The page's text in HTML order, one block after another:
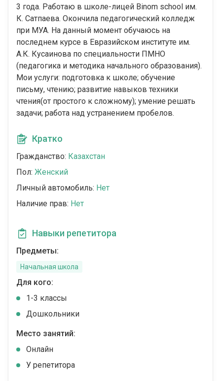
3 года. Работаю в школе-лицей Binom school им.
К. Сатпаева. Окончила педагогический колледж
при МУА. На данный момент обучаюсь на
последнем курсе в Евразийском институте им.
А.К. Кусаинова по специальности ПМНО
(педагогика и методика начального образования).
Мои услуги: подготовка к школе; обучение
письму, чтению; развитие навыков техники
чтения(от простого к сложному); умение решать
задачи; работа над устранением пробелов.
Кратко
Гражданство: Казахстан
Пол: Женский
Личный автомобиль: Нет
Наличие прав: Нет
Навыки репетитора
Предметы:
Начальная школа
Для кого:
1-3 классы
Дошкольники
Место занятий:
Онлайн
У репетитора